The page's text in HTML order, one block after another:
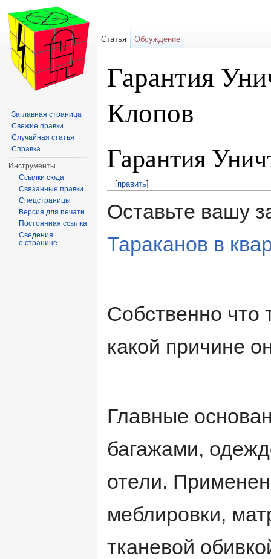
Гарантия
Клопов
Гарантия
[править]
Оставьте вашу
Тараканов в
Собственно что
какой причине
Главные
багажами,
отели.
меблировки,
тканевой
Статья Обсуждение
Заглавная страница
Свежие правки
Случайная статья
Справка
Инструменты
Ссылки сюда
Связанные правки
Спецстраницы
Версия для печати
Постоянная ссылка
Сведения
о странице